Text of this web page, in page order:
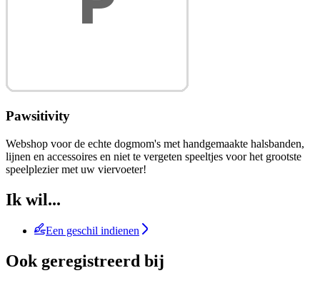
Pawsitivity
Webshop voor de echte dogmom's met handgemaakte halsbanden,
lijnen en accessoires en niet te vergeten speeltjes voor het grootste
speelplezier met uw viervoeter!
Ik wil...
Een geschil indienen
Ook geregistreerd bij